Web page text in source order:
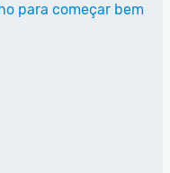
para começar bem